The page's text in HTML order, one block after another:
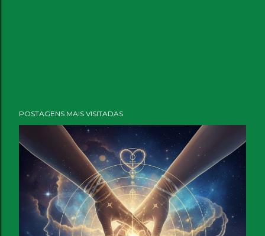
POSTAGENS MAIS VISITADAS